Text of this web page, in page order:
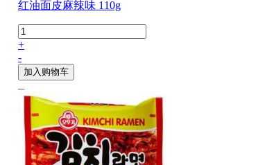
红油面皮麻辣味 110g
+
-
加入购物车